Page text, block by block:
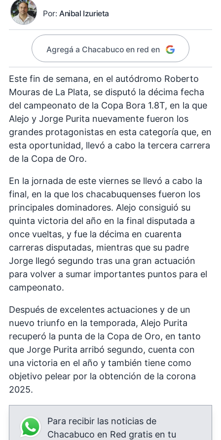
Por: Anibal Izurieta
Agregá a Chacabuco en red en
Este fin de semana, en el autódromo Roberto
Mouras de La Plata, se disputó la décima fecha
del campeonato de la Copa Bora 1.8T, en la que
Alejo y Jorge Purita nuevamente fueron los
grandes protagonistas en esta categoría que, en
esta oportunidad, llevó a cabo la tercera carrera
de la Copa de Oro.
En la jornada de este viernes se llevó a cabo la
final, en la que los chacabuquenses fueron los
principales dominadores. Alejo consiguió su
quinta victoria del año en la final disputada a
once vueltas, y fue la décima en cuarenta
carreras disputadas, mientras que su padre
Jorge llegó segundo tras una gran actuación
para volver a sumar importantes puntos para el
campeonato.
Después de excelentes actuaciones y de un
nuevo triunfo en la temporada, Alejo Purita
recuperó la punta de la Copa de Oro, en tanto
que Jorge Purita arribó segundo, cuenta con
una victoria en el año y también tiene como
objetivo pelear por la obtención de la corona
2025.
Para recibir las noticias de
Chacabuco en Red gratis en tu